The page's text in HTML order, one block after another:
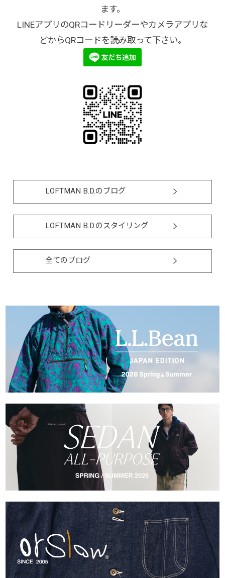
ます。
LINEアプリのQRコードリーダーやカメラアプリな
どからQRコードを読み取って下さい。
LOFTMAN B.D.のブログ
LOFTMAN B.D.のスタイリング
全てのブログ